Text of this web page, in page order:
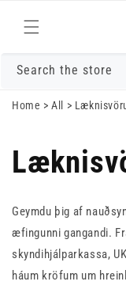
Fara í efni
Search the store
Home >All >
Geymdu þig af
æfingunni gangandi.
skyndihjálparkassa,
háum kröfum um